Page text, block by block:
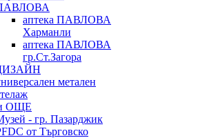
аптека ПАВЛОВА
Харманли
аптека ПАВЛОВА
гр.Ст.Загора
метален
ОЩЕ
- гр. Пазарджик
от Търговско